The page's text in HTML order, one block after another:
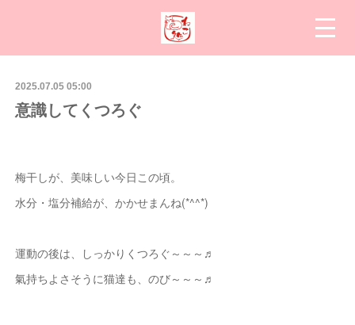
2025.07.05 05:00
意識してくつろぐ
梅干しが、美味しい今日この頃。
水分・塩分補給が、かかせまんね(*^^*)
運動の後は、しっかりくつろぐ～～～♬
氣持ちよさそうに猫達も、のび～～～♬